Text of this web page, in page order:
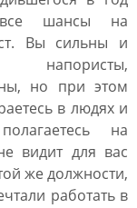
шансы на
Вы сильны и
напористы,
но при этом
в людях и
на
видит для вас
же должности,
работать в